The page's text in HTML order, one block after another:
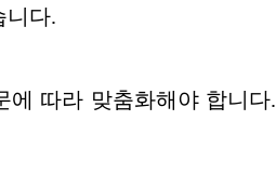
니다.
에 따라 맞춤화해야 합니다.